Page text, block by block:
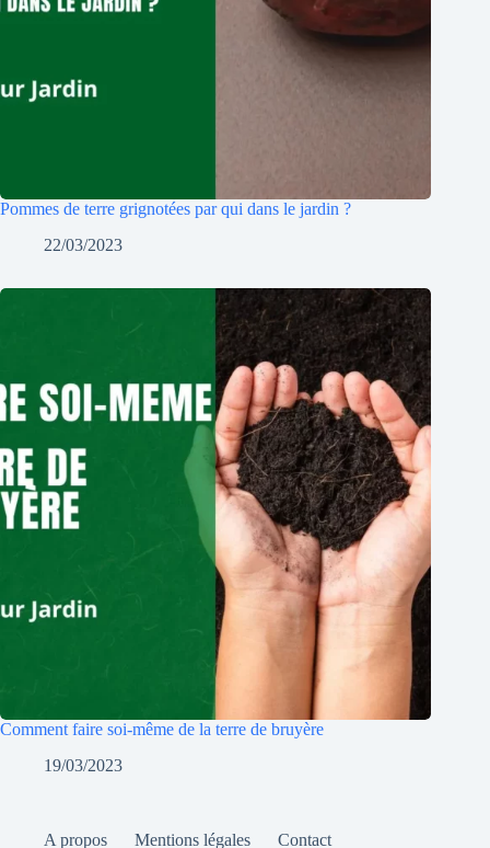
Pommes de terre grignotées par qui dans le jardin ?
22/03/2023
Comment faire soi-même de la terre de bruyère
19/03/2023
A propos Mentions légales Contact